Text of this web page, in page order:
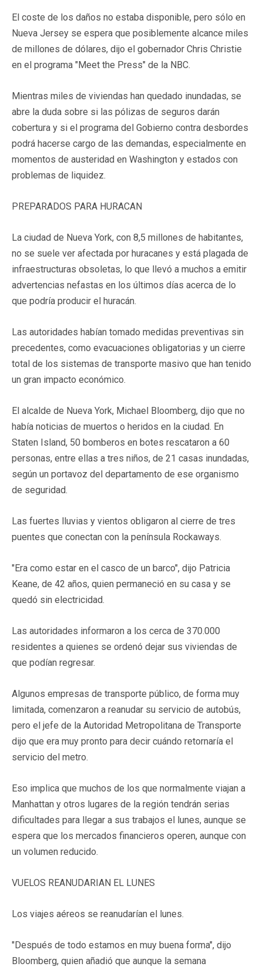
El coste de los daños no estaba disponible, pero sólo en
Nueva Jersey se espera que posiblemente alcance miles
de millones de dólares, dijo el gobernador Chris Christie
en el programa "Meet the Press" de la NBC.
Mientras miles de viviendas han quedado inundadas, se
abre la duda sobre si las pólizas de seguros darán
cobertura y si el programa del Gobierno contra desbordes
podrá hacerse cargo de las demandas, especialmente en
momentos de austeridad en Washington y estados con
problemas de liquidez.
PREPARADOS PARA HURACAN
La ciudad de Nueva York, con 8,5 millones de habitantes,
no se suele ver afectada por huracanes y está plagada de
infraestructuras obsoletas, lo que llevó a muchos a emitir
advertencias nefastas en los últimos días acerca de lo
que podría producir el huracán.
Las autoridades habían tomado medidas preventivas sin
precedentes, como evacuaciones obligatorias y un cierre
total de los sistemas de transporte masivo que han tenido
un gran impacto económico.
El alcalde de Nueva York, Michael Bloomberg, dijo que no
había noticias de muertos o heridos en la ciudad. En
Staten Island, 50 bomberos en botes rescataron a 60
personas, entre ellas a tres niños, de 21 casas inundadas,
según un portavoz del departamento de ese organismo
de seguridad.
Las fuertes lluvias y vientos obligaron al cierre de tres
puentes que conectan con la península Rockaways.
"Era como estar en el casco de un barco", dijo Patricia
Keane, de 42 años, quien permaneció en su casa y se
quedó sin electricidad.
Las autoridades informaron a los cerca de 370.000
residentes a quienes se ordenó dejar sus viviendas de
que podían regresar.
Algunos empresas de transporte público, de forma muy
limitada, comenzaron a reanudar su servicio de autobús,
pero el jefe de la Autoridad Metropolitana de Transporte
dijo que era muy pronto para decir cuándo retornaría el
servicio del metro.
Eso implica que muchos de los que normalmente viajan a
Manhattan y otros lugares de la región tendrán serias
dificultades para llegar a sus trabajos el lunes, aunque se
espera que los mercados financieros operen, aunque con
un volumen reducido.
VUELOS REANUDARIAN EL LUNES
Los viajes aéreos se reanudarían el lunes.
"Después de todo estamos en muy buena forma", dijo
Bloomberg, quien añadió que aunque la semana